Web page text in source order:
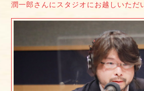
潤一郎さんにスタジオにお越しいただ